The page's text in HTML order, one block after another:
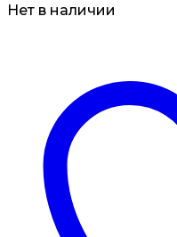
Нет в наличии